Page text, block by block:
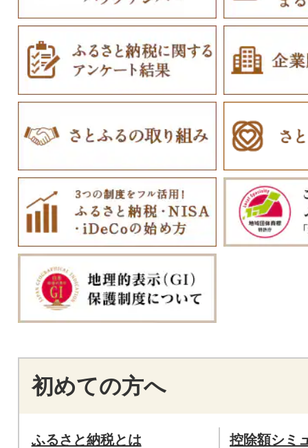
初めての方へ
ふるさと納税とは 控除額シミ